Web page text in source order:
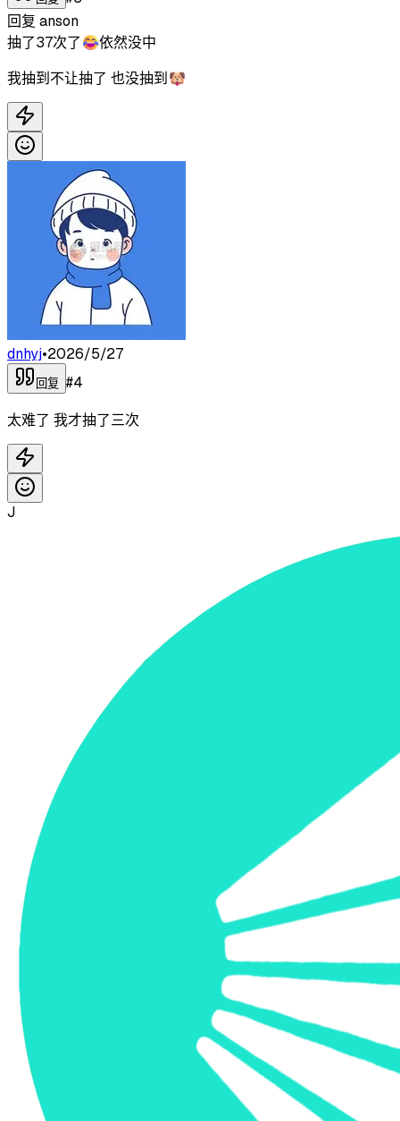
回复 anson
抽了37次了😂依然没中
我抽到不让抽了 也没抽到🐶
dnhyj•2026/5/27
回复 #4
太难了 我才抽了三次
J